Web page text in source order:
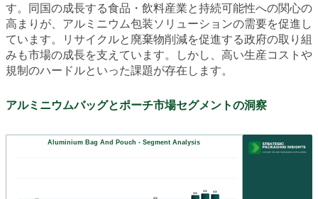
す。同国の成長する食品・飲料産業と持続可能性への関心の
高まりが、アルミニウム包装ソリューションの需要を促進し
ています。リサイクルと廃棄物削減を促進する政府の取り組
みも市場の成長を支えています。しかし、高い生産コストや
規制のハードルといった課題が存在します。
アルミニウムバッグとポーチ市場セグメントの洞察